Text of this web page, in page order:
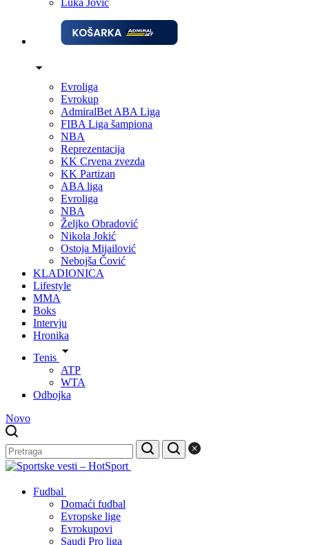
Luka Jović
Evroliga
Evrokup
AdmiralBet ABA Liga
FIBA Liga šampiona
NBA
Reprezentacija
KK Crvena zvezda
KK Partizan
ABA liga
Evroliga
NBA
Željko Obradović
Nikola Jokić
Ostoja Mijailović
Nebojša Čović
KLADIONICA
Lifestyle
MMA
Boks
Intervju
Hronika
Tenis
ATP
WTA
Odbojka
Novo
Fudbal
Domaći fudbal
Evropske lige
Evrokupovi
Saudi Pro liga